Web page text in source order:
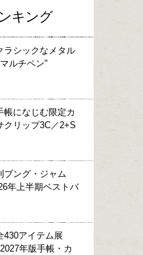
キング
ラシックなメタル
ルチペン"
帳になじむ限定カ
クリップ3C／2+S
ブング・ジャム
年上半期ベストバ
430アイテム展
年版手帳・カ